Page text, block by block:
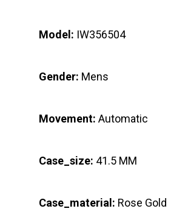
Model: IW356504
Gender: Mens
Movement: Automatic
Case_size: 41.5 MM
Case_material: Rose Gold